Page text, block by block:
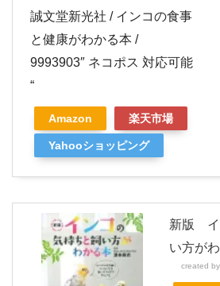
誠文堂新光社 / インコの食事
と健康がわかる本 /
9993903″ ネコポス 対応可能
“
Amazon 楽天市場
Yahooショッピング
新版 イ
い方が
created by